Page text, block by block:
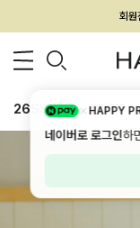
회
26SS 신상 BEST
HAPPY
네이버로 로그인하